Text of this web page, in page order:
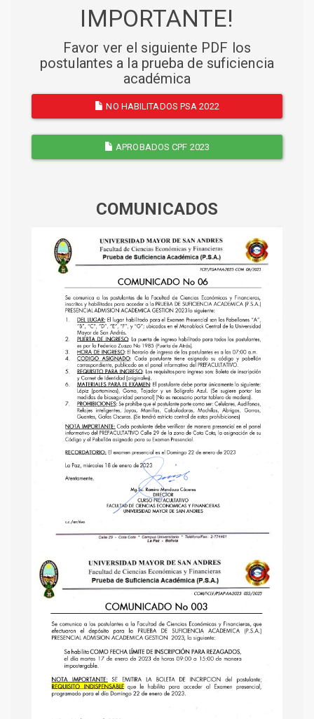
IMPORTANTE!
Favor ver el siguiente PDF los
postulantes a la prueba de suficiencia
académica
NO HABILITADOS PSA 2022
APROBADOS CPF 2023
COMUNICADOS